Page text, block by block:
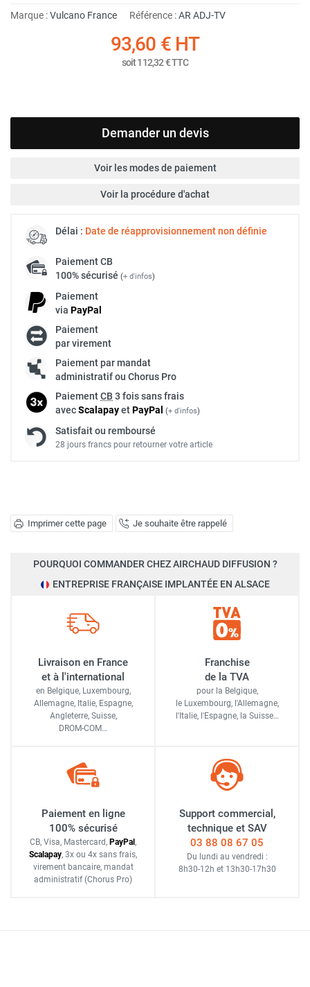
Imprimer cette page Je souhaite être rappelé
Marque :Vulcano France Référence :AR ADJ-TV
93,60 €HT
soit112,32 €TTC
Demander un devis
Voir les modes de paiement
Voir la procédure d'achat
Délai : Date de réapprovisionnement non définie
PaiementCB
100% sécurisé (+ d'infos)
Paiement
via PayPal
Paiement
par virement
Paiement par mandat
administratif ou Chorus Pro
PaiementCB 3 fois sans frais
avecScalapayetPayPal (+ d'infos)
Satisfait ou remboursé
28 jours francs pour retourner votre article
POURQUOI COMMANDER CHEZ AIRCHAUD DIFFUSION ?
ENTREPRISE FRANÇAISE IMPLANTÉE EN ALSACE
Livraison en France
et à l'international
en Belgique, Luxembourg,
Allemagne, Italie, Espagne,
Angleterre, Suisse,
DROM-COM…
Franchise
de la TVA
pour la Belgique,
le Luxembourg, l'Allemagne,
l'Italie, l'Espagne, la Suisse…
Paiement en ligne
100% sécurisé
CB, Visa, Mastercard, PayPal ,
Scalapay, 3x ou 4x sans frais,
virement bancaire, mandat
administratif (Chorus Pro)
Support commercial,
technique et SAV
03 88 08 67 05
Du lundi au vendredi :
8h30-12h et 13h30-17h30